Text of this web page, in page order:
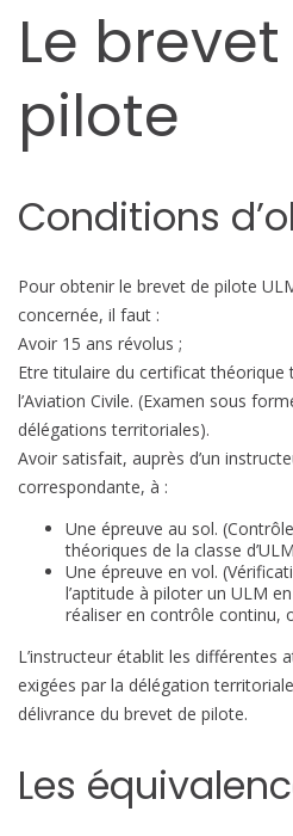
Le
pilote
Conditions
Pour obtenir le brevet de pilote
concernée, il faut :
Avoir 15 ans révolus ;
Etre titulaire du certificat
l’Aviation Civile. (Examen sous
délégations territoriales).
Avoir satisfait, auprès d’un
correspondante, à :
Une épreuve au sol.
théoriques de la classe
Une épreuve en vol.
l’aptitude à piloter un ULM
réaliser en contrôle continu,
L’instructeur établit les différentes
exigées par la délégation
délivrance du brevet de pilote.
Les